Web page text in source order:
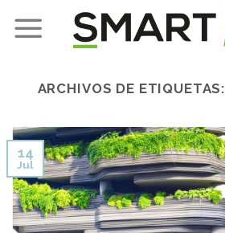
ARCHIVOS DE ETIQUETAS:
14
Jul